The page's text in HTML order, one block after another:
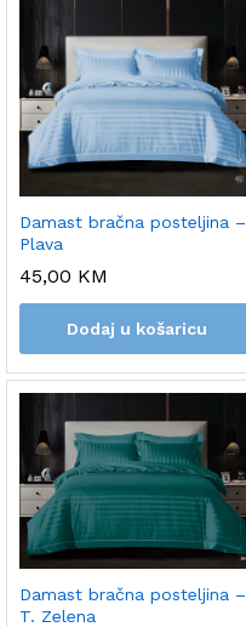
Damast bračna posteljina –
Plava
45,00 KM
Dodaj u košaricu
Damast bračna posteljina –
T. Zelena